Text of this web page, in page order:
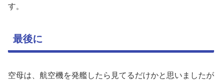
す。
最後に
空母は、航空機を発艦したら見てるだけかと思いましたが